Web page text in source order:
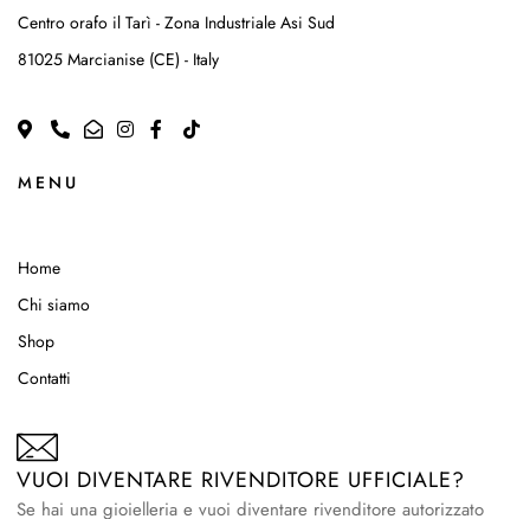
Centro orafo il Tarì - Zona Industriale Asi Sud
81025 Marcianise (CE) - Italy
MENU
Home
Chi siamo
Shop
Contatti
VUOI DIVENTARE RIVENDITORE UFFICIALE?
Se hai una gioielleria e vuoi diventare rivenditore autorizzato